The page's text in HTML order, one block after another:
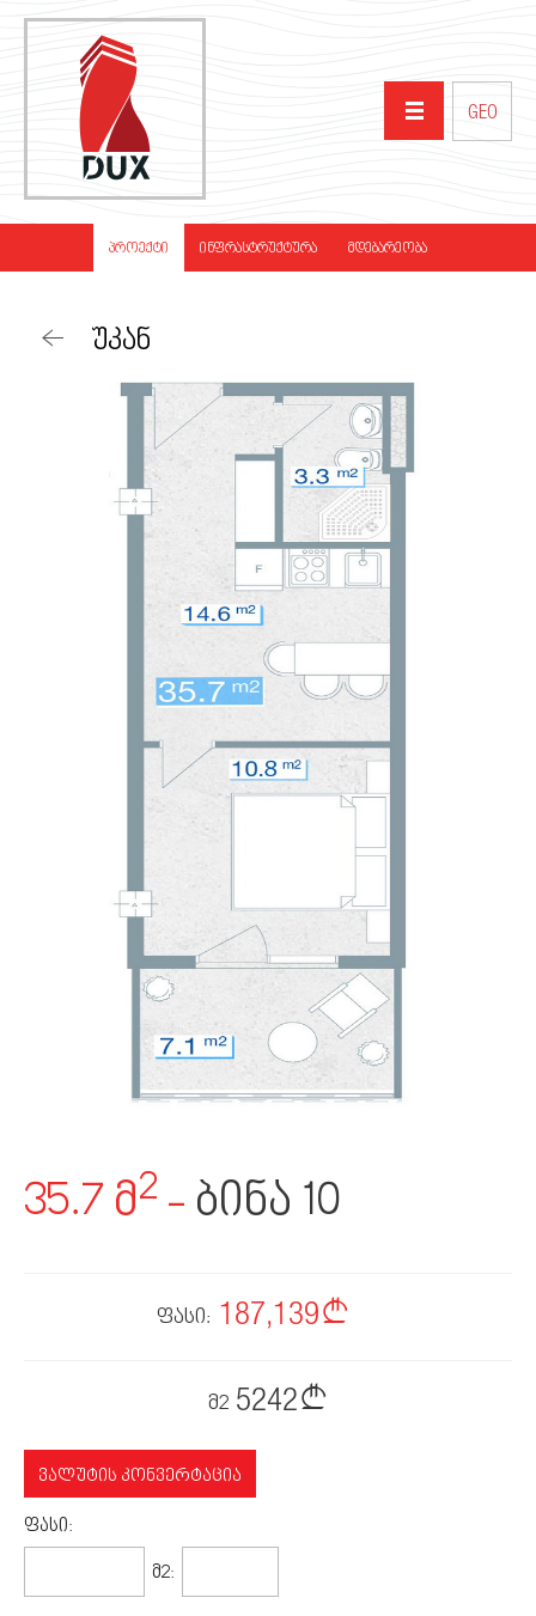
GEO
ᲛᲗᲐᲕᲐᲠᲘ
ᲞᲐᲠᲢᲜᲘᲝᲠᲔᲑᲘ
ᲡᲘᲐᲮᲚᲔᲔᲑᲘ
ᲙᲝᲜᲢᲐᲥᲢᲘ
ᲞᲠᲝᲔᲥᲢᲘ ᲘᲜᲤᲠᲐᲡᲢᲠᲣᲥᲢᲣᲠᲐ ᲛᲓᲔᲑᲐᲠᲔᲝᲑᲐ
ᲣᲙᲐᲜ
35.7 მ2 - ბინა 10
ფასი: 187,139
მ2 5242
ᲕᲐᲚᲣᲢᲘᲡ ᲙᲝᲜᲕᲔᲠᲢᲐᲪᲘᲐ
ᲤᲐᲡᲘ:
Მ2: